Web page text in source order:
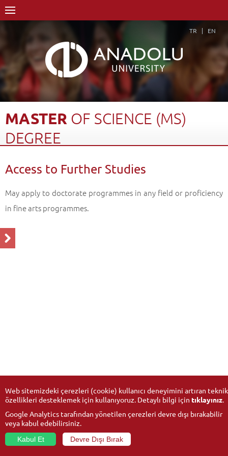
TR EN
MASTER OF SCIENCE (MS)
DEGREE
Graduate School
Department of Pharmaceutical Botany
Access to Further Studies
May apply to doctorate programmes in any field or proficiency
in fine arts programmes.
Web sitemizdeki çerezleri (cookie) kullanıcı deneyimini artıran teknik
özellikleri desteklemek için kullanıyoruz. Detaylı bilgi için tıklayınız.
Google Analytics tarafından yönetilen çerezleri devre dışı bırakabilir
veya kabul edebilirsiniz.
Kabul Et
Devre Dışı Bırak
© 2026Anadolu University- All rights reserved.